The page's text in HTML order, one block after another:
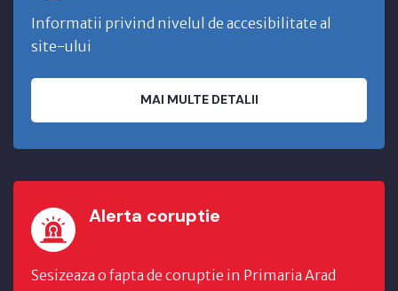
Informatii privind nivelul de accesibilitate al
site-ului
MAI MULTE DETALII
Alerta coruptie
Sesizeaza o fapta de coruptie in Primaria Arad